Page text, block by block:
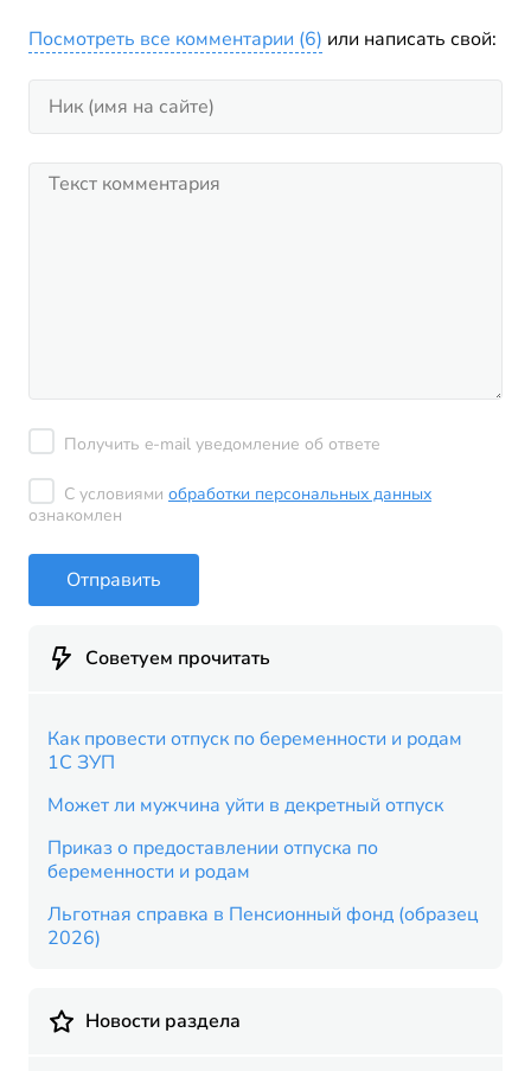
Посмотреть все комментарии (6) или написать свой:
Получить e-mail уведомление об ответе
С условиями обработки персональных данных
ознакомлен
Отправить
Советуем прочитать
Как провести отпуск по беременности и родам
1С ЗУП
Может ли мужчина уйти в декретный отпуск
Приказ о предоставлении отпуска по
беременности и родам
Льготная справка в Пенсионный фонд (образец
2026)
Новости раздела